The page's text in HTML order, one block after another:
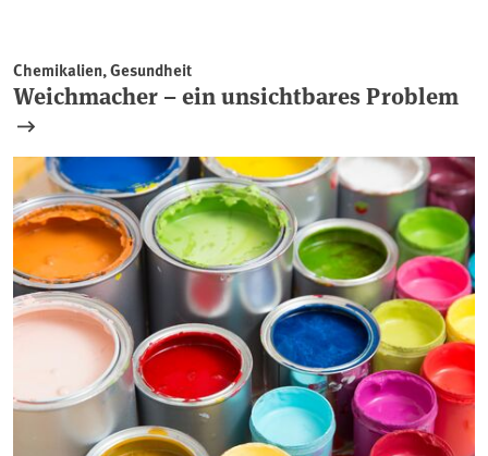
Chemikalien, Gesundheit
Weichmacher – ein unsichtbares Problem